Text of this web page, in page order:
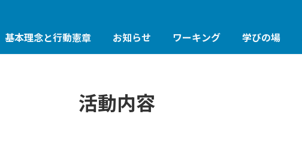
基本理念と行動憲章 お知らせ ワーキング 学びの場
活動内容